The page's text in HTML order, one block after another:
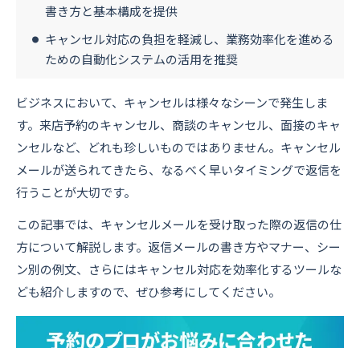
書き方と基本構成を提供
キャンセル対応の負担を軽減し、業務効率化を進める
ための自動化システムの活用を推奨
ビジネスにおいて、キャンセルは様々なシーンで発生しま
す。来店予約のキャンセル、商談のキャンセル、面接のキャ
ンセルなど、どれも珍しいものではありません。キャンセル
メールが送られてきたら、なるべく早いタイミングで返信を
行うことが大切です。
この記事では、キャンセルメールを受け取った際の返信の仕
方について解説します。返信メールの書き方やマナー、シー
ン別の例文、さらにはキャンセル対応を効率化するツールな
ども紹介しますので、ぜひ参考にしてください。